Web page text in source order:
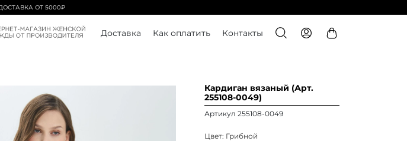
ОТ 5000₽
Доставка Как оплатить Контакты
Кардиган вязаный (Арт.
255108-0049)
Артикул 255108-0049
Цвет: Грибной